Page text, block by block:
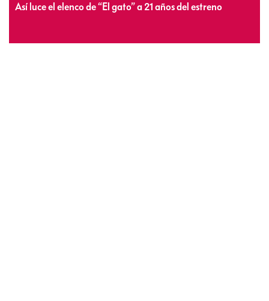
Así luce el elenco de “El gato” a 21 años del estreno